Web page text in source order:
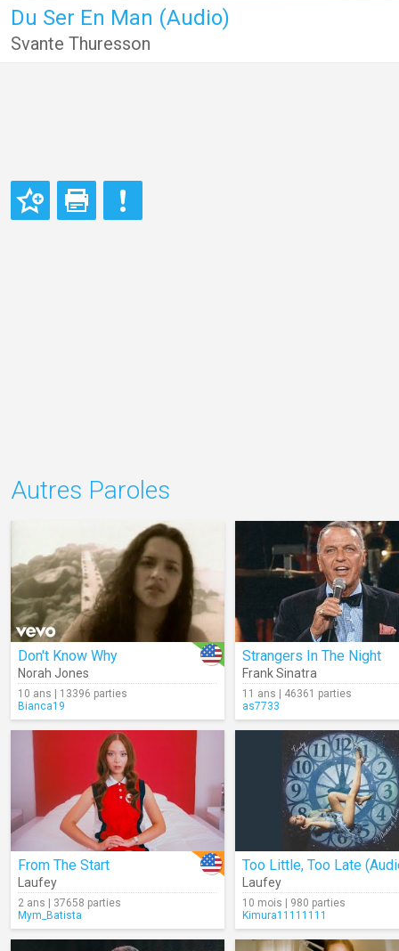
Du Ser En Man (Audio)
Svante Thuresson
Autres Paroles
Don't Know Why
Norah Jones
10 ans | 13396 parties
Bianca19
Strangers In The Night
Frank Sinatra
11 ans | 46361 parties
as7733
From The Start
Laufey
2 ans | 37658 parties
Mym_Batista
Too Little, Too Late
Laufey
10 mois | 980 parties
Kimura11111111